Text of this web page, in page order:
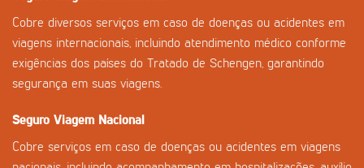
Cobre diversos serviços em caso de doenças ou acidentes em
viagens internacionais, incluindo atendimento médico conforme
exigências dos países do Tratado de Schengen, garantindo
segurança em suas viagens.
Seguro Viagem Nacional
Cobre serviços em caso de doenças ou acidentes em viagens